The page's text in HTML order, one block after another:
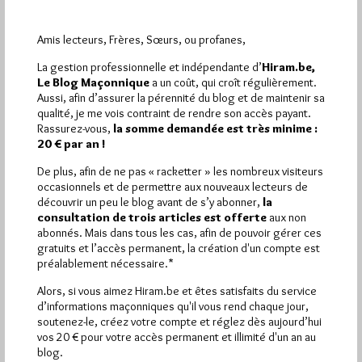
L’attentat de Moselle et les néonazis
d’Honneur & Nation
Par Géplu
Samedi 15/05/21
Amis lecteurs, Frères, Sœurs, ou profanes,
La gestion professionnelle et indépendante d’Hiram.be,
Le Blog Maçonnique a un coût, qui croît régulièrement.
Aussi, afin d’assurer la pérennité du blog et de maintenir sa
qualité, je me vois contraint de rendre son accès payant.
Rassurez-vous, la somme demandée est très minime :
20 € par an !
De plus, afin de ne pas « racketter » les nombreux visiteurs
occasionnels et de permettre aux nouveaux lecteurs de
découvrir un peu le blog avant de s’y abonner, la
consultation de trois articles est offerte aux non
abonnés. Mais dans tous les cas, afin de pouvoir gérer ces
gratuits et l’accès permanent, la création d'un compte est
préalablement nécessaire.*
Alors, si vous aimez Hiram.be et êtes satisfaits du service
d’informations maçonniques qu'il vous rend chaque jour,
soutenez-le, créez votre compte et réglez dès aujourd’hui
vos 20 € pour votre accès permanent et illimité d'un an au
blog.